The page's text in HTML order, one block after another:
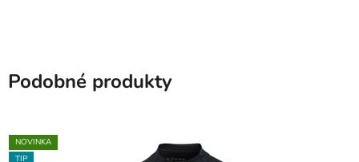
Podobné produkty
NOVINKA
TIP